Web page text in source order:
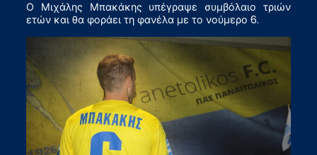
Ο Μιχάλης Μπακάκης υπέγραψε συμβόλαιο τριών
ετών και θα φοράει τη φανέλα με το νούμερο 6.